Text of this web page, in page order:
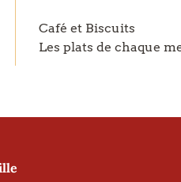
Café et Biscuits
Les plats de chaque